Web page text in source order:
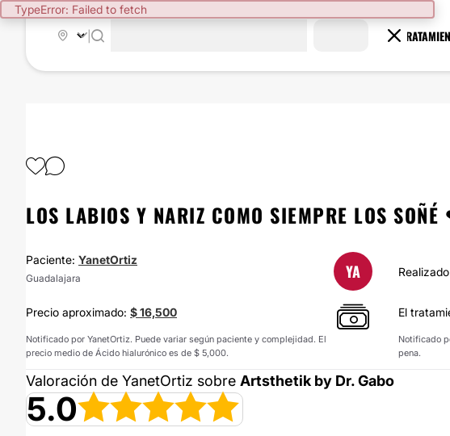
TypeError: Failed to fetch
LOS LABIOS Y NARIZ COMO SIEMPRE LOS
Paciente: YanetOrtiz
Guadalajara YA
Precio aproximado: $ 16,500
Notificado por YanetOrtiz. Puede variar según paciente y complejidad. El
precio medio de Ácido hialurónico es de $ 5,000.
El
Notificado
pena.
Valoración de YanetOrtiz sobre Artsthetik by Dr. Gabo
5.0